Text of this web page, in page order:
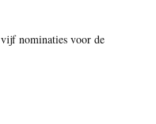
nominaties voor de